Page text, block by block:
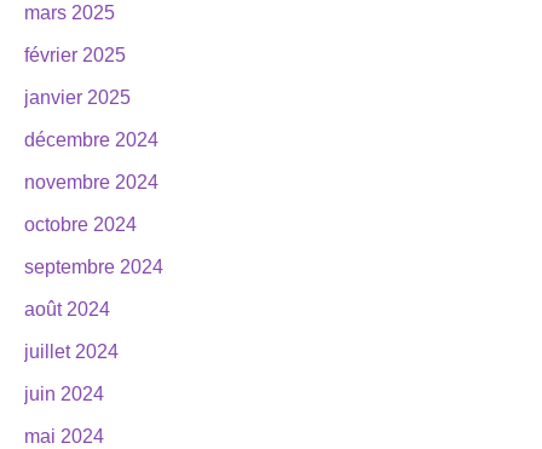
mars 2025
février 2025
janvier 2025
décembre 2024
novembre 2024
octobre 2024
septembre 2024
août 2024
juillet 2024
juin 2024
mai 2024